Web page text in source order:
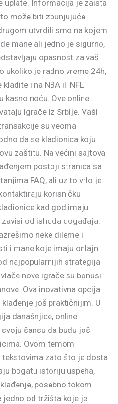
uplate. Informacija je zaista
može biti zbunjujuće.
utvrdili smo na kojem
mane ali jedno je sigurno,
opasnost za vaš
ukoliko je radno vreme 24h,
i na NBA ili NFL
kasno noću. Ove online
igrače iz Srbije. Vaši
su veoma
da se kladionica koju
zaštitu. Na većini sajtova
postoji stranica sa
FAQ, ali uz to vrlo je
korisničku
kad god imaju
od ishoda događaja.
neke dileme i
i mane koje imaju onlajn
najpopularnijih strategija
nove igrače su bonusi
Ova inovativna opcija
još praktičnijim. U
današnjice, online
šansu da budu još
Ovom temom
tekstovima zato što je dosta
bogatu istoriju uspeha,
posebno tokom
jedno od tržišta koje je